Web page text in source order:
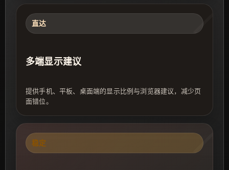
直达
多端显示建议
提供手机、平板、桌面端的显示比例与浏览器建议，减少页
面错位。
稳定